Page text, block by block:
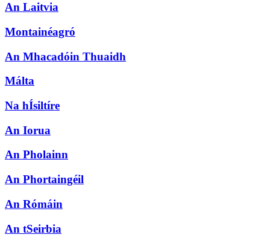
An Laitvia
Montainéagró
An Mhacadóin Thuaidh
Málta
Na hÍsiltíre
An Iorua
An Pholainn
An Phortaingéil
An Rómáin
An tSeirbia